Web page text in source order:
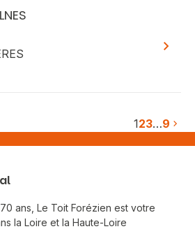
Voir
123…9
ans, Le Toit Forézien est votre
la Loire et la Haute-Loire